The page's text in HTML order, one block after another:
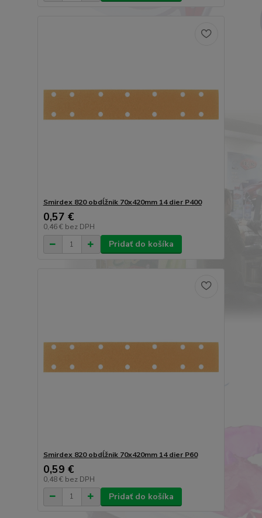
Smirdex 820 obdĺžnik 70x420mm 14 dier P400
0,57 €
0,46 € bez DPH
Pridať do košíka
Smirdex 820 obdĺžnik 70x420mm 14 dier P60
0,59 €
0,48 € bez DPH
Pridať do košíka